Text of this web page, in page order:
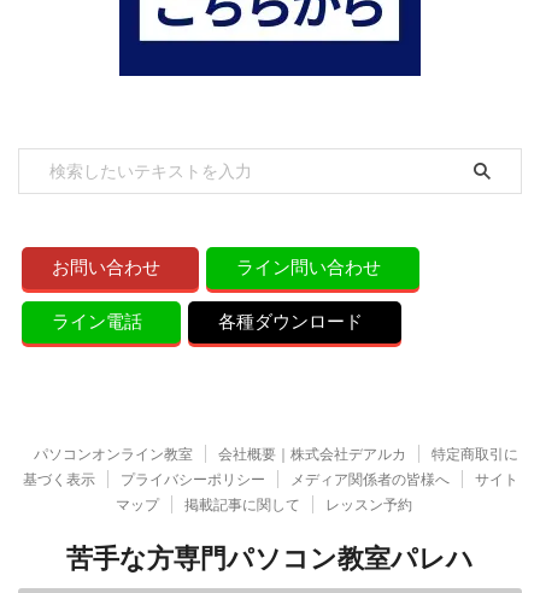
お問い合わせ ライン問い合わせ
ライン電話 各種ダウンロード
パソコンオンライン教室 会社概要｜株式会社デアルカ
特定商取引に
基づく表示
プライバシーポリシー メディア関係者の皆様へ
サイト
マップ
掲載記事に関して レッスン予約
苦手な方専門パソコン教室パレハ